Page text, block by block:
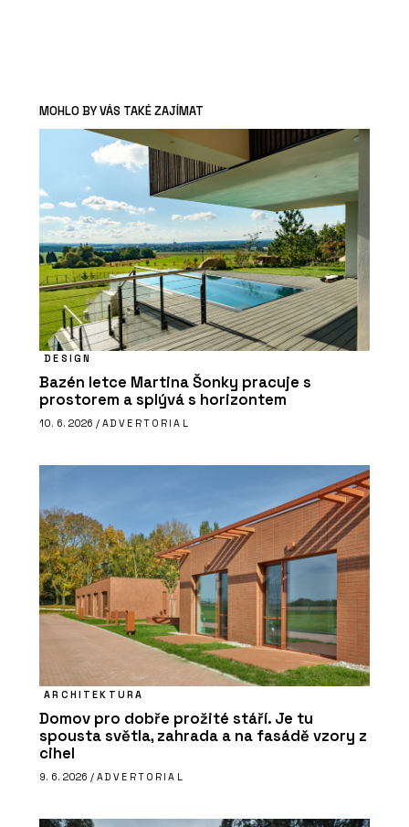
MOHLO BY VÁS TAKÉ ZAJÍMAT
DESIGN
Bazén letce Martina Šonky pracuje s
prostorem a splývá s horizontem
10. 6. 2026 / ADVERTORIAL
ARCHITEKTURA
Domov pro dobře prožité stáří. Je tu
spousta světla, zahrada a na fasádě vzory z
cihel
9. 6. 2026 / ADVERTORIAL